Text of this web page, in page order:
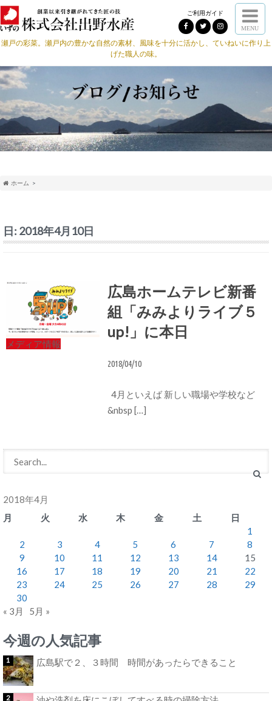
ご利用ガイド
MENU
瀬戸の彩菜。瀬戸内の豊かな自然の素材、風味を十分に活かし、ていねいに作り上
げた職人の味。
ホーム
日: 2018年4月10日
メディア情報
広島ホームテレビ新番
組「みみよりライブ５
up!」に本日
2018/04/10
4月といえば 新しい職場や学校など
&nbsp […]
2018年4月
月
火 水 木 金 土
日
1
2
3 4 5 6 7
8
9
10 11 12 13 14
15
16
17 18 19 20 21
22
23
24 25 26 27 28
29
30
« 3月
5月 »
今週の人気記事
広島駅で２、３時間 時間があったらできること